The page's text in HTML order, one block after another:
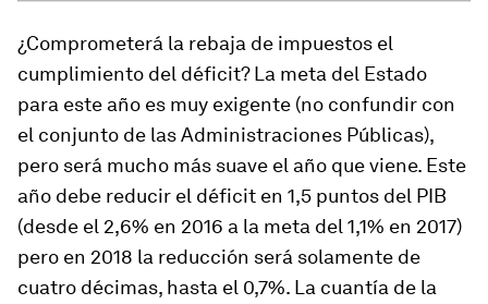
¿Comprometerá la rebaja de impuestos el
cumplimiento del déficit? La meta del Estado
para este año es muy exigente (no confundir con
el conjunto de las Administraciones Públicas),
pero será mucho más suave el año que viene. Este
año debe reducir el déficit en 1,5 puntos del PIB
(desde el 2,6% en 2016 a la meta del 1,1% en 2017)
pero en 2018 la reducción será solamente de
cuatro décimas, hasta el 0,7%. La cuantía de la